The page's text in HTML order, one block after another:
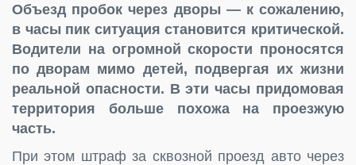
Объезд пробок через дворы — к сожалению,
в часы пик ситуация становится критической.
Водители на огромной скорости проносятся
по дворам мимо детей, подвергая их жизни
реальной опасности. В эти часы придомовая
территория больше похожа на проезжую
часть.
При этом штраф за сквозной проезд авто через